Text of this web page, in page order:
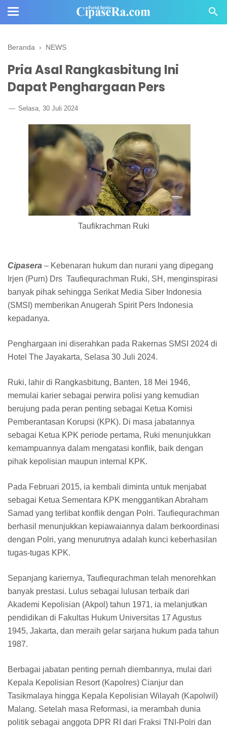
Beranda › NEWS
Pria Asal Rangkasbitung Ini
Dapat Penghargaan Pers
Selasa, 30 Juli 2024
Taufikrachman Ruki
Cipasera – Kebenaran hukum dan nurani yang dipegang
Irjen (Purn) Drs Taufiequrachman Ruki, SH, menginspirasi
banyak pihak sehingga Serikat Media Siber Indonesia
(SMSI) memberikan Anugerah Spirit Pers Indonesia
kepadanya.
Penghargaan ini diserahkan pada Rakernas SMSI 2024 di
Hotel The Jayakarta, Selasa 30 Juli 2024.
Ruki, lahir di Rangkasbitung, Banten, 18 Mei 1946,
memulai karier sebagai perwira polisi yang kemudian
berujung pada peran penting sebagai Ketua Komisi
Pemberantasan Korupsi (KPK). Di masa jabatannya
sebagai Ketua KPK periode pertama, Ruki menunjukkan
kemampuannya dalam mengatasi konflik, baik dengan
pihak kepolisian maupun internal KPK.
Pada Februari 2015, ia kembali diminta untuk menjabat
sebagai Ketua Sementara KPK menggantikan Abraham
Samad yang terlibat konflik dengan Polri. Taufiequrachman
berhasil menunjukkan kepiawaiannya dalam berkoordinasi
dengan Polri, yang menurutnya adalah kunci keberhasilan
tugas-tugas KPK.
Sepanjang kariernya, Taufiequrachman telah menorehkan
banyak prestasi. Lulus sebagai lulusan terbaik dari
Akademi Kepolisian (Akpol) tahun 1971, ia melanjutkan
pendidikan di Fakultas Hukum Universitas 17 Agustus
1945, Jakarta, dan meraih gelar sarjana hukum pada tahun
1987.
Berbagai jabatan penting pernah diembannya, mulai dari
Kepala Kepolisian Resort (Kapolres) Cianjur dan
Tasikmalaya hingga Kepala Kepolisian Wilayah (Kapolwil)
Malang. Setelah masa Reformasi, ia merambah dunia
politik sebagai anggota DPR RI dari Fraksi TNI-Polri dan